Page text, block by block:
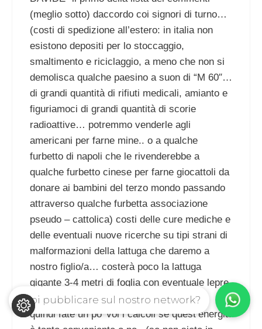
(meglio sotto) daccordo coi signori di turno…
(costi di spedizione all’estero: in italia non
esistono depositi per lo stoccaggio,
smaltimento e riciclaggio, a meno che non si
demolisca qualche paesino a suon di “M 60″…
di grandi quantità di rifiuti medicali, amianto e
figuriamoci di grandi quantità di scorie
radioattive… potremmo venderle agli
americani per farne mine.. o a qualche
furbetto di napoli che le rivenderebbe a
qualche furbetto cinese per farne giocattoli da
donare ai bambini del terzo mondo passando
attraverso qualche furbetta associazione
pseudo – cattolica) costi delle cure mediche e
delle eventuali nuove ricerche su tipi strani di
malformazioni della lattuga che daremo a
nostro figlio/a… costerà poco la lattuga
gigante 3-4 metri di foglia con eventuale lepre
tipo tirannosauro.. bei pranzetti natalizi…
quindi fate un po’ voi i calcoli se quest’energia
Vuoi pubblicare sul nostro network?